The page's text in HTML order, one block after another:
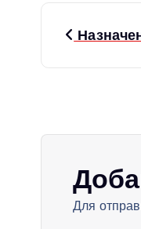
Н
Для